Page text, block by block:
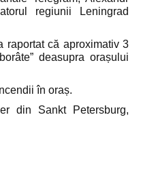
regiunii Leningrad
raportat că aproximativ 3
deasupra orașului
în oraș.
din Sankt Petersburg,